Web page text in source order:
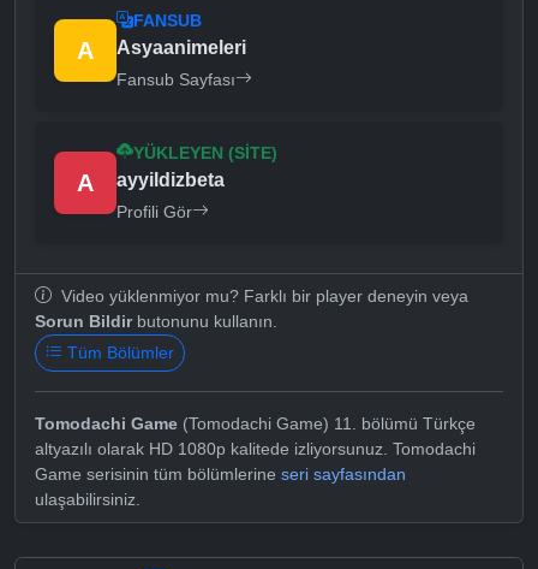
A
FANSUB
Asyaanimeleri
Fansub Sayfası
A
YÜKLEYEN (SITE)
ayyildizbeta
Profili Gör
Video yüklenmiyor mu? Farklı bir player deneyin veya
Sorun Bildirbutonunu kullanın.
Tüm Bölümler
Tomodachi Game (Tomodachi Game) 11. bölümü Türkçe
altyazılı olarak HD 1080p kalitede izliyorsunuz. Tomodachi
Game serisinin tüm bölümlerine seri sayfasından
ulaşabilirsiniz.